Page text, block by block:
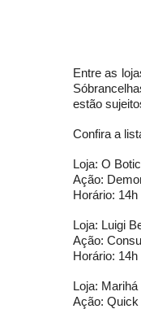
Entre as
estão
Confira a
Loja: O
Ação:
Horário: 14h
Loja: Luigi
Ação:
Horário: 14h
Loja:
Ação: Quick